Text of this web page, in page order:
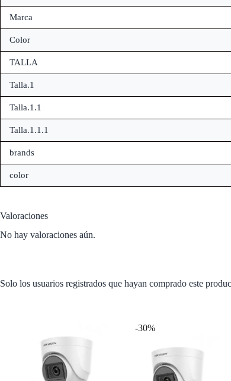
Marca
Color
TALLA
Talla.1
Talla.1.1
Talla.1.1.1
brands
color
Valoraciones
No hay valoraciones aún.
Solo los usuarios registrados que hayan comprado este
-30%